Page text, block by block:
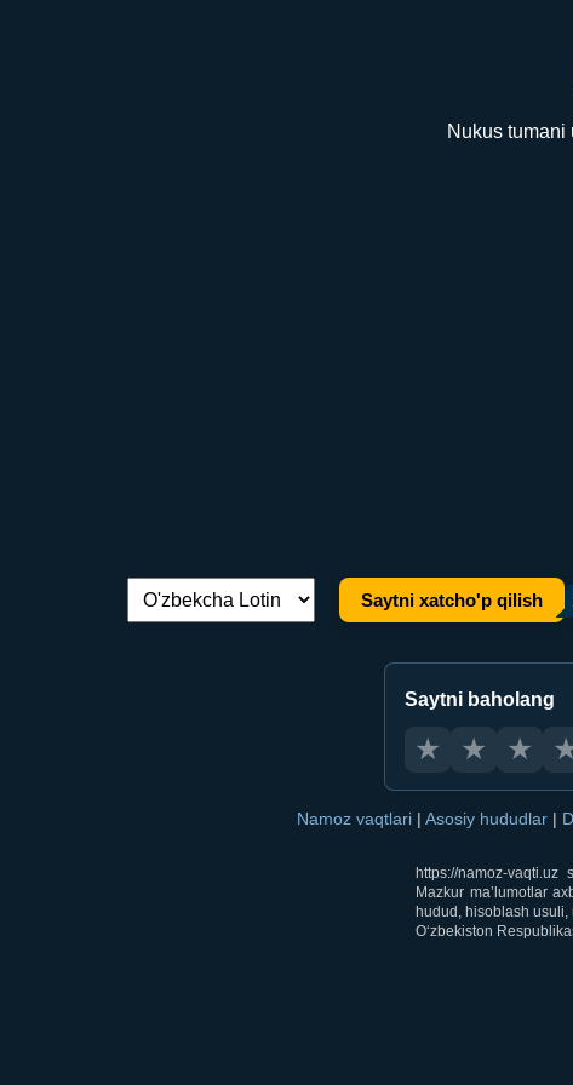
Nukus tumani
Tilni almashtirish: Saytni xatcho'p qilish
Saytni baholang
★ ★ ★
Namoz vaqtlari | Asosiy hududlar |
https://namoz-
Mazkur ma’lumotlar
hudud, hisoblash usuli,
O‘zbekiston